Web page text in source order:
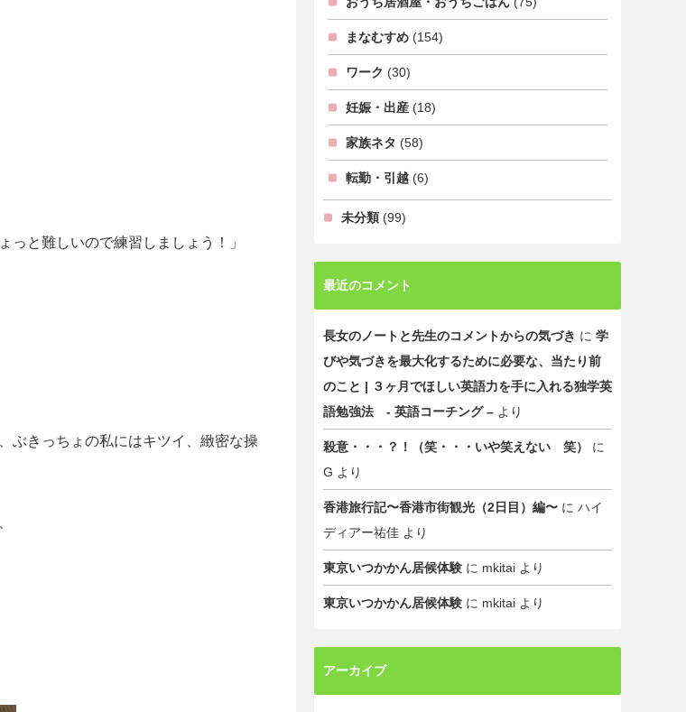
っと難しいので練習しましょう！」
ぶきっちょの私にはキツイ、緻密な操
まなむすめ (154)
ワーク (30)
妊娠・出産 (18)
家族ネタ (58)
転勤・引越 (6)
未分類 (99)
最近のコメント
長女のノートと先生のコメントからの気づき に 学
びや気づきを最大化するために必要な、当たり前
のこと | ３ヶ月でほしい英語力を手に入れる独学英
語勉強法 - 英語コーチング – より
殺意・・・？！（笑・・・いや笑えない 笑）
に
G より
香港旅行記〜香港市街観光（2日目）編〜 に ハイ
ディアー祐佳 より
東京いつかかん居候体験 に mkitai より
東京いつかかん居候体験 に mkitai より
アーカイブ